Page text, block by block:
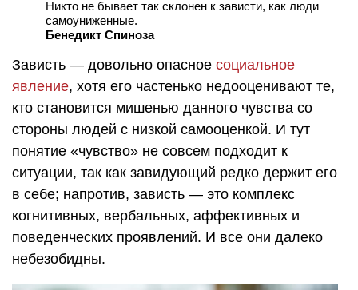
Никто не бывает так склонен к зависти, как люди
самоуниженные.
Бенедикт Спиноза
Зависть — довольно опасное социальное
явление, хотя его частенько недооценивают те,
кто становится мишенью данного чувства со
стороны людей с низкой самооценкой. И тут
понятие «чувство» не совсем подходит к
ситуации, так как завидующий редко держит его
в себе; напротив, зависть — это комплекс
когнитивных, вербальных, аффективных и
поведенческих проявлений. И все они далеко
небезобидны.